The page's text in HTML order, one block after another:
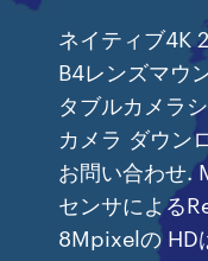
ネイティブ4K
B4レンズマウ
タブルカメラ
カメラ ダウン
お問い合わせ.
センサによる
8Mpixelの HD